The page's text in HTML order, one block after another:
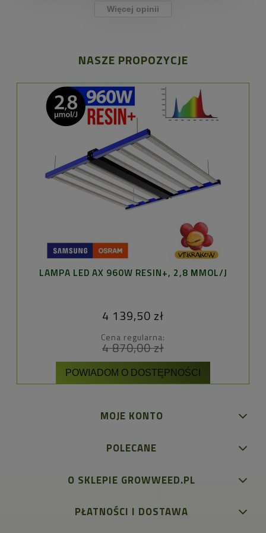
Więcej opinii
NASZE PROPOZYCJE
LAMPA LED AX 960W RESIN+, 2,8 ΜMOL/J
4 139,50 zł
Cena regularna:
4 870,00 zł
POWIADOM O DOSTĘPNOŚCI
MOJE KONTO
POLECANE
O SKLEPIE GROWWEED.PL
PŁATNOŚCI I DOSTAWA